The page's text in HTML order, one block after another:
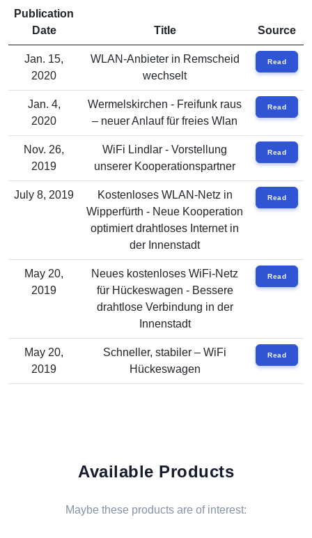
Publication
Date
Title Source
Jan. 15,
2020
WLAN-Anbieter in Remscheid
wechselt
Read
Jan. 4,
2020
Wermelskirchen - Freifunk raus
– neuer Anlauf für freies Wlan
Read
Nov. 26,
2019
WiFi Lindlar - Vorstellung
unserer Kooperationspartner
Read
July 8, 2019
Kostenloses WLAN-Netz in
Wipperfürth - Neue Kooperation
optimiert drahtloses Internet in
der Innenstadt
Read
May 20,
2019
Neues kostenloses WiFi-Netz
für Hückeswagen - Bessere
drahtlose Verbindung in der
Innenstadt
Read
May 20,
2019
Schneller, stabiler – WiFi
Hückeswagen
Read
Available Products
Maybe these products are of interest: